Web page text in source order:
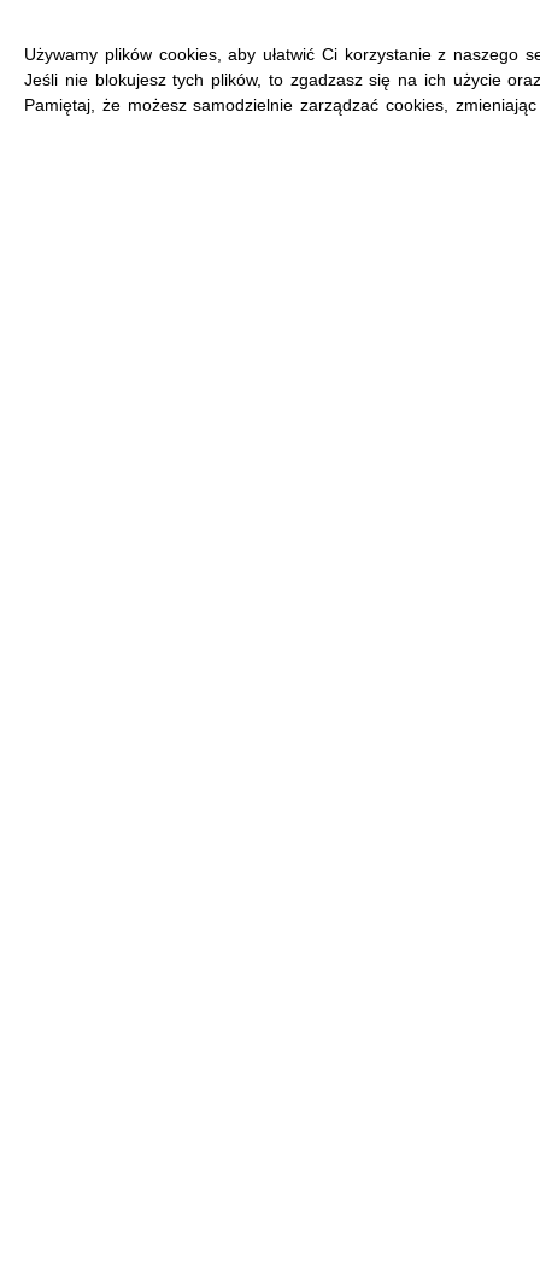
Używamy plików cookies, aby ułatwić Ci korzystanie z naszego
Jeśli nie blokujesz tych plików, to zgadzasz się na ich użycie
Pamiętaj, że możesz samodzielnie zarządzać cookies,